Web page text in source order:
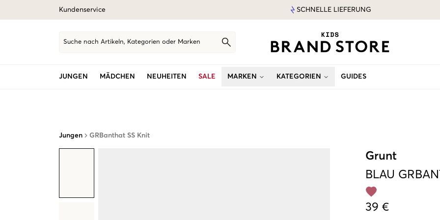
Kundenservice SCHNELLE LIEFERUNG
Suche nach Artikeln, Kategorien oder Marken
JUNGEN MÄDCHEN NEUHEITEN SALE MARKEN KATEGORIEN GUIDES
Jungen GRBanthat SS Knit
Grunt
BLAU
39 €